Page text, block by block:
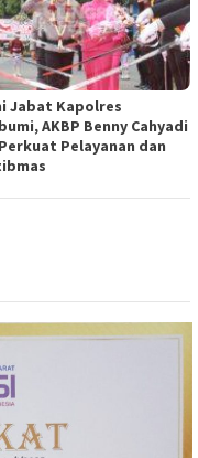
Jabat Kapolres
AKBP Benny Cahyadi
Pelayanan dan